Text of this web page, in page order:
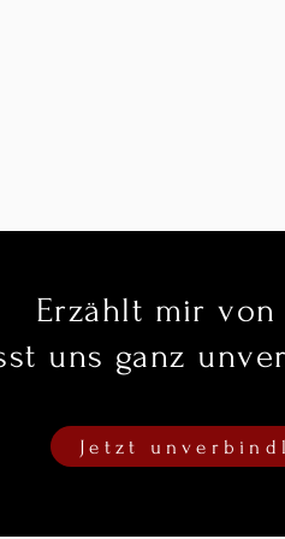
Erzählt mir von
uns ganz
Jetzt